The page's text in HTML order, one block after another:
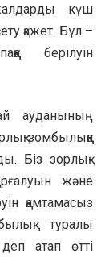
күш
қажет. Бұл –
берілуін
ауданының
зомбылыққа
Біз зорлық-
және
қамтамасыз
туралы
атап өтті